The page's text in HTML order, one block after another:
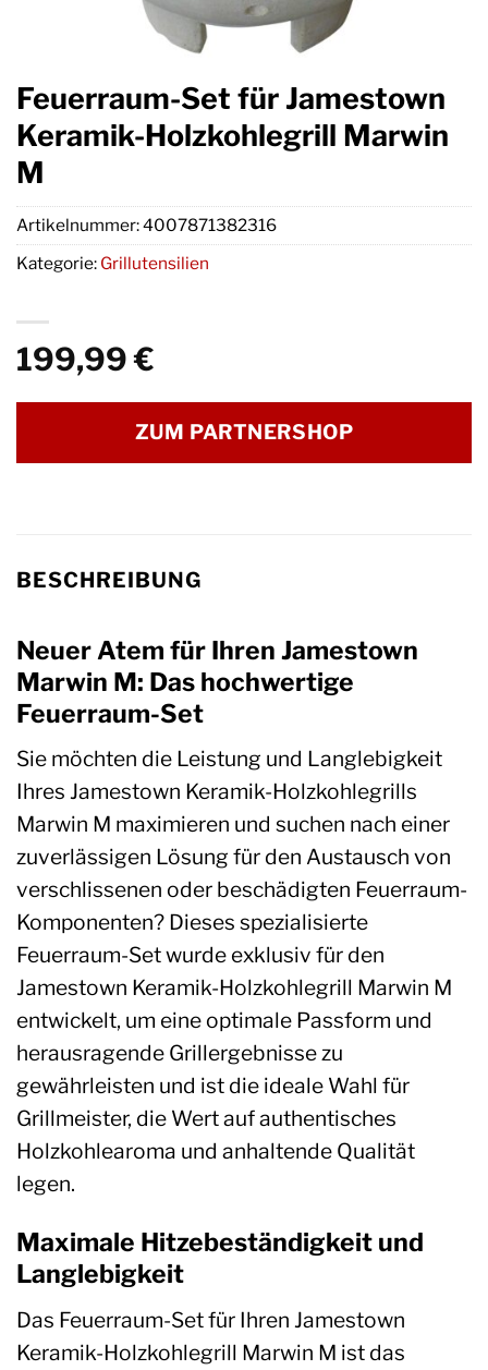
Feuerraum-Set für Jamestown
Keramik-Holzkohlegrill Marwin
M
199,99€
ZUM PARTNERSHOP
Artikelnummer:4007871382316
Kategorie: Grillutensilien
BESCHREIBUNG
Neuer Atem für Ihren Jamestown
Marwin M: Das hochwertige
Feuerraum-Set
Sie möchten die Leistung und Langlebigkeit
Ihres Jamestown Keramik-Holzkohlegrills
Marwin M maximieren und suchen nach einer
zuverlässigen Lösung für den Austausch von
verschlissenen oder beschädigten Feuerraum-
Komponenten? Dieses spezialisierte
Feuerraum-Set wurde exklusiv für den
Jamestown Keramik-Holzkohlegrill Marwin M
entwickelt, um eine optimale Passform und
herausragende Grillergebnisse zu
gewährleisten und ist die ideale Wahl für
Grillmeister, die Wert auf authentisches
Holzkohlearoma und anhaltende Qualität
legen.
Maximale Hitzebeständigkeit und
Langlebigkeit
Das Feuerraum-Set für Ihren Jamestown
Keramik-Holzkohlegrill Marwin M ist das